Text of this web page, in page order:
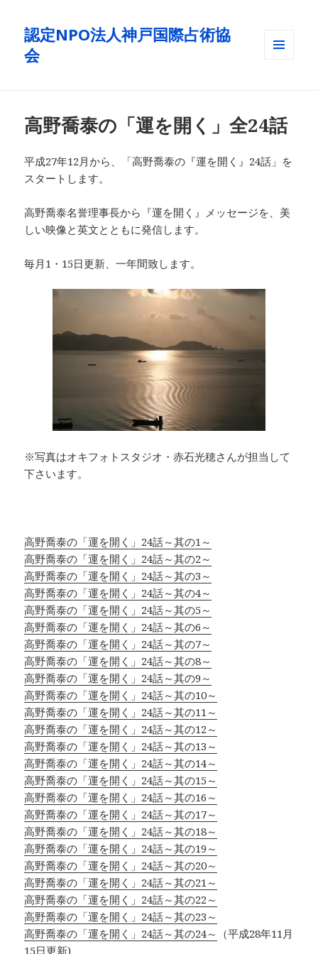
認定NPO法人神戸国際占術協
会
高野喬泰の「運を開く」全24話
平成27年12月から、「高野喬泰の『運を開く』24話」を
スタートします。
高野喬泰名誉理事長から『運を開く』メッセージを、美
しい映像と英文とともに発信します。
毎月1・15日更新、一年間致します。
※写真はオキフォトスタジオ・赤石光穂さんが担当して
下さいます。
高野喬泰の「運を開く」24話～其の1～
高野喬泰の「運を開く」24話～其の2～
高野喬泰の「運を開く」24話～其の3～
高野喬泰の「運を開く」24話～其の4～
高野喬泰の「運を開く」24話～其の5～
高野喬泰の「運を開く」24話～其の6～
高野喬泰の「運を開く」24話～其の7～
高野喬泰の「運を開く」24話～其の8～
高野喬泰の「運を開く」24話～其の9～
高野喬泰の「運を開く」24話～其の10～
高野喬泰の「運を開く」24話～其の11～
高野喬泰の「運を開く」24話～其の12～
高野喬泰の「運を開く」24話～其の13～
高野喬泰の「運を開く」24話～其の14～
高野喬泰の「運を開く」24話～其の15～
高野喬泰の「運を開く」24話～其の16～
高野喬泰の「運を開く」24話～其の17～
高野喬泰の「運を開く」24話～其の18～
高野喬泰の「運を開く」24話～其の19～
高野喬泰の「運を開く」24話～其の20～
高野喬泰の「運を開く」24話～其の21～
高野喬泰の「運を開く」24話～其の22～
高野喬泰の「運を開く」24話～其の23～
高野喬泰の「運を開く」24話～其の24～ （平成28年11月
15日更新)